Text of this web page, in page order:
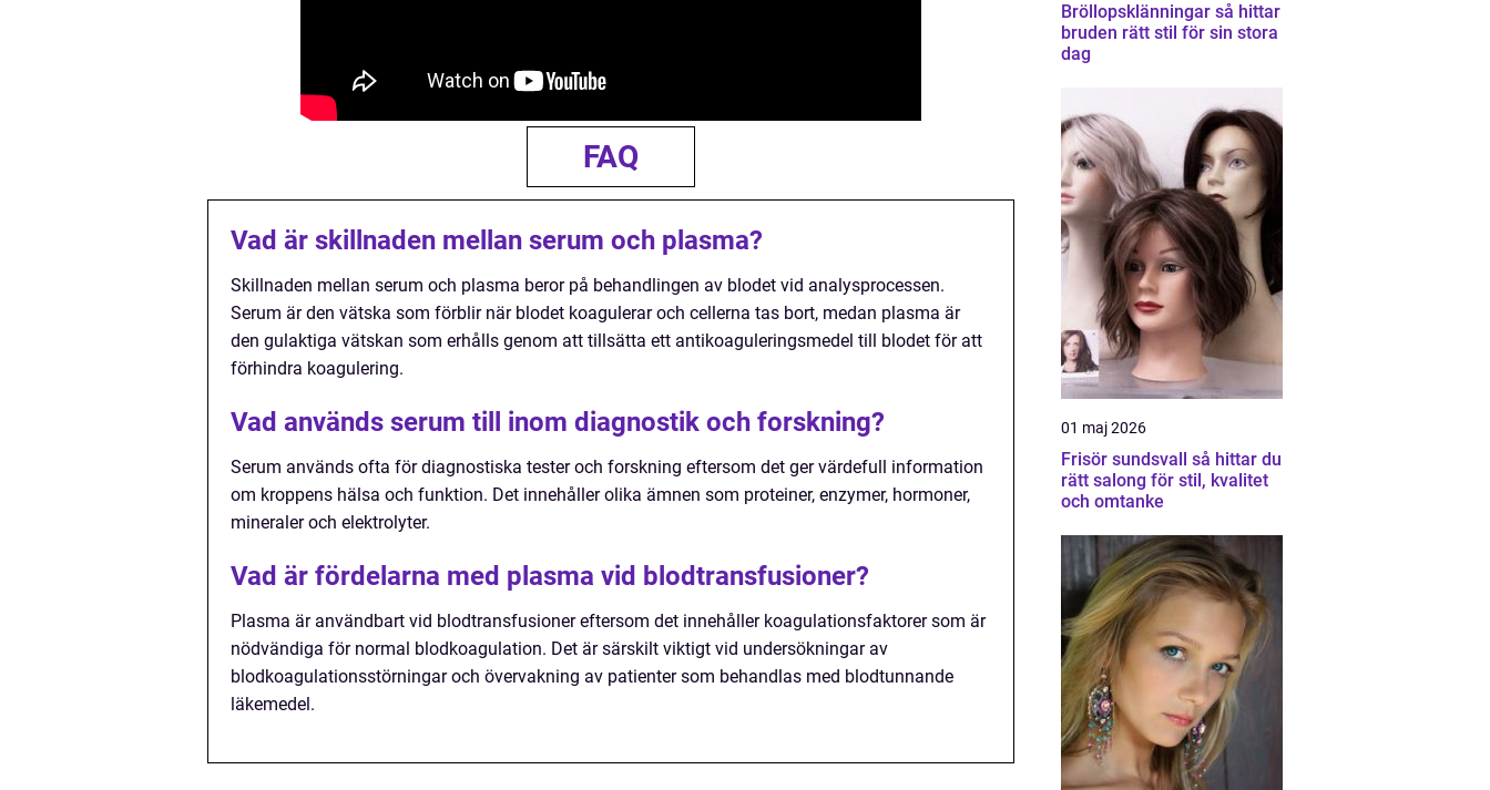
FAQ
Vad är skillnaden mellan serum och plasma?
Skillnaden mellan serum och plasma beror på behandlingen av blodet vid analysprocessen.
Serum är den vätska som förblir när blodet koagulerar och cellerna tas bort, medan plasma är
den gulaktiga vätskan som erhålls genom att tillsätta ett antikoaguleringsmedel till blodet för att
förhindra koagulering.
Vad används serum till inom diagnostik och forskning?
Serum används ofta för diagnostiska tester och forskning eftersom det ger värdefull information
om kroppens hälsa och funktion. Det innehåller olika ämnen som proteiner, enzymer, hormoner,
mineraler och elektrolyter.
Vad är fördelarna med plasma vid blodtransfusioner?
Plasma är användbart vid blodtransfusioner eftersom det innehåller koagulationsfaktorer som är
nödvändiga för normal blodkoagulation. Det är särskilt viktigt vid undersökningar av
blodkoagulationsstörningar och övervakning av patienter som behandlas med blodtunnande
läkemedel.
Bröllopsklänningar så hittar
bruden rätt stil för sin stora
dag
01 maj 2026
Frisör sundsvall så hittar du
rätt salong för stil, kvalitet
och omtanke